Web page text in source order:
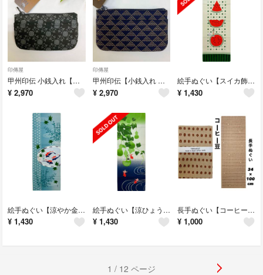
印傳屋
甲州印伝 小銭入れ【イングリッシュローズ柄 黒×グレー漆】春財布 印傳屋 新品
¥ 2,970
印傳屋
甲州印伝【小銭入れ 波うろこ 紺×白漆】印傳屋 父の日ギフト 小物入れ 新品
¥ 2,970
絵手ぬぐい【スイカ飾り】濱文様 夏ウォールデコ 壁飾り 額飾り のれん 新品
¥ 1,430
絵手ぬぐい【涼やか金魚】濱文様 夏ウォールデコ 壁飾り 額飾り のれん 新品
¥ 1,430
絵手ぬぐい【涼ひょうたん】濱文様 夏ウォールデコ 壁飾り 額飾り のれん 新品
¥ 1,430
長手ぬぐい【コーヒー豆】34×100cm 豆絞り 汗取り のれん 新品 日本製
¥ 1,000
1 / 12 ページ